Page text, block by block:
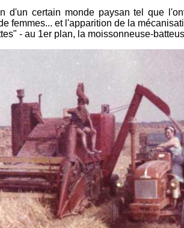
d'un certain monde paysan tel que
femmes... et l'apparition de la
- au 1er plan, la moissonneuse-